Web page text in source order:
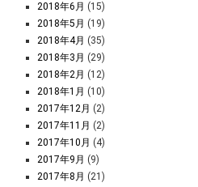
2018年6月 (15)
2018年5月 (19)
2018年4月 (35)
2018年3月 (29)
2018年2月 (12)
2018年1月 (10)
2017年12月 (2)
2017年11月 (2)
2017年10月 (4)
2017年9月 (9)
2017年8月 (21)